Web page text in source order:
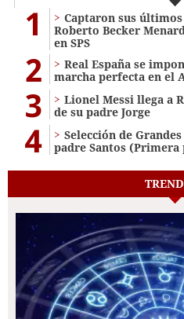
1
Captaron sus
Roberto Becker
en SPS
2
Real España se
marcha perfecta en el
3
Lionel Messi llega a
de su padre Jorge
4
Selección de
padre Santos (Primera